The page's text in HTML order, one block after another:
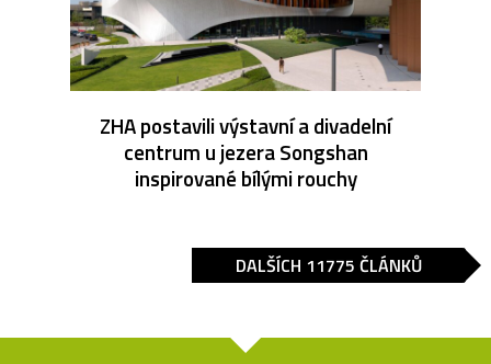
ZHA postavili výstavní a divadelní
centrum u jezera Songshan
inspirované bílými rouchy
DALŠÍCH 11775 ČLÁNKŮ